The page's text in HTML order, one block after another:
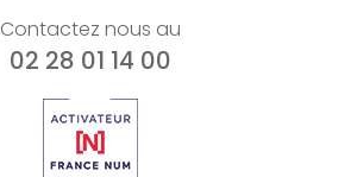
Contactez nous au
02 28 01 14 00